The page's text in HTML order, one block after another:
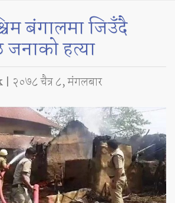
बंगालमा जिउँदै
हत्या
| २०७८ चैत्र ८, मंगलबार